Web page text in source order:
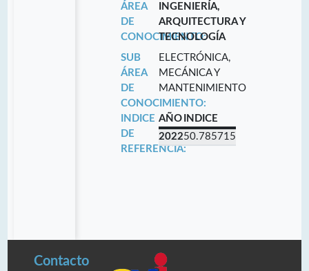
ÁREA
DE
CONOCIMIENTO:
INGENIERÍA,
ARQUITECTURA Y
TECNOLOGÍA
SUB
ÁREA
DE
CONOCIMIENTO:
ELECTRÓNICA,
MECÁNICA Y
MANTENIMIENTO
INDICE
DE
REFERENCIA:
AÑO INDICE
202250.785715
Contacto